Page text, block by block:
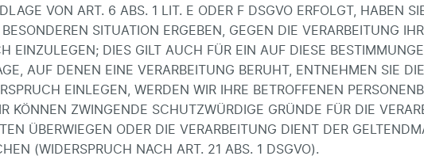
VON ART. 6 ABS. 1 LIT. E ODER F DSGVO ERFOLGT, HABEN
SITUATION ERGEBEN, GEGEN DIE VERARBEITUNG
EINZULEGEN; DIES GILT AUCH FÜR EIN AUF DIESE
AUF DENEN EINE VERARBEITUNG BERUHT, ENTNEHMEN SIE
EINLEGEN, WERDEN WIR IHRE BETROFFENEN
KÖNNEN ZWINGENDE SCHUTZWÜRDIGE GRÜNDE FÜR DIE
ÜBERWIEGEN ODER DIE VERARBEITUNG DIENT DER
(WIDERSPRUCH NACH ART. 21 ABS. 1 DSGVO).